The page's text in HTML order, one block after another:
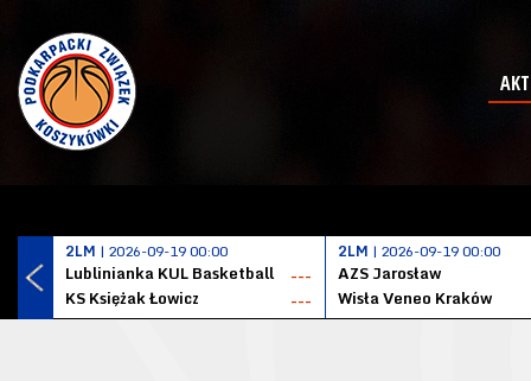
2LM | 2026-09-19 00:00
Lublinianka KUL Basketball
---
KS Księżak Łowicz
---
2LM | 2026-09-19 00:00
AZS Jarosław
Wisła Veneo Kraków